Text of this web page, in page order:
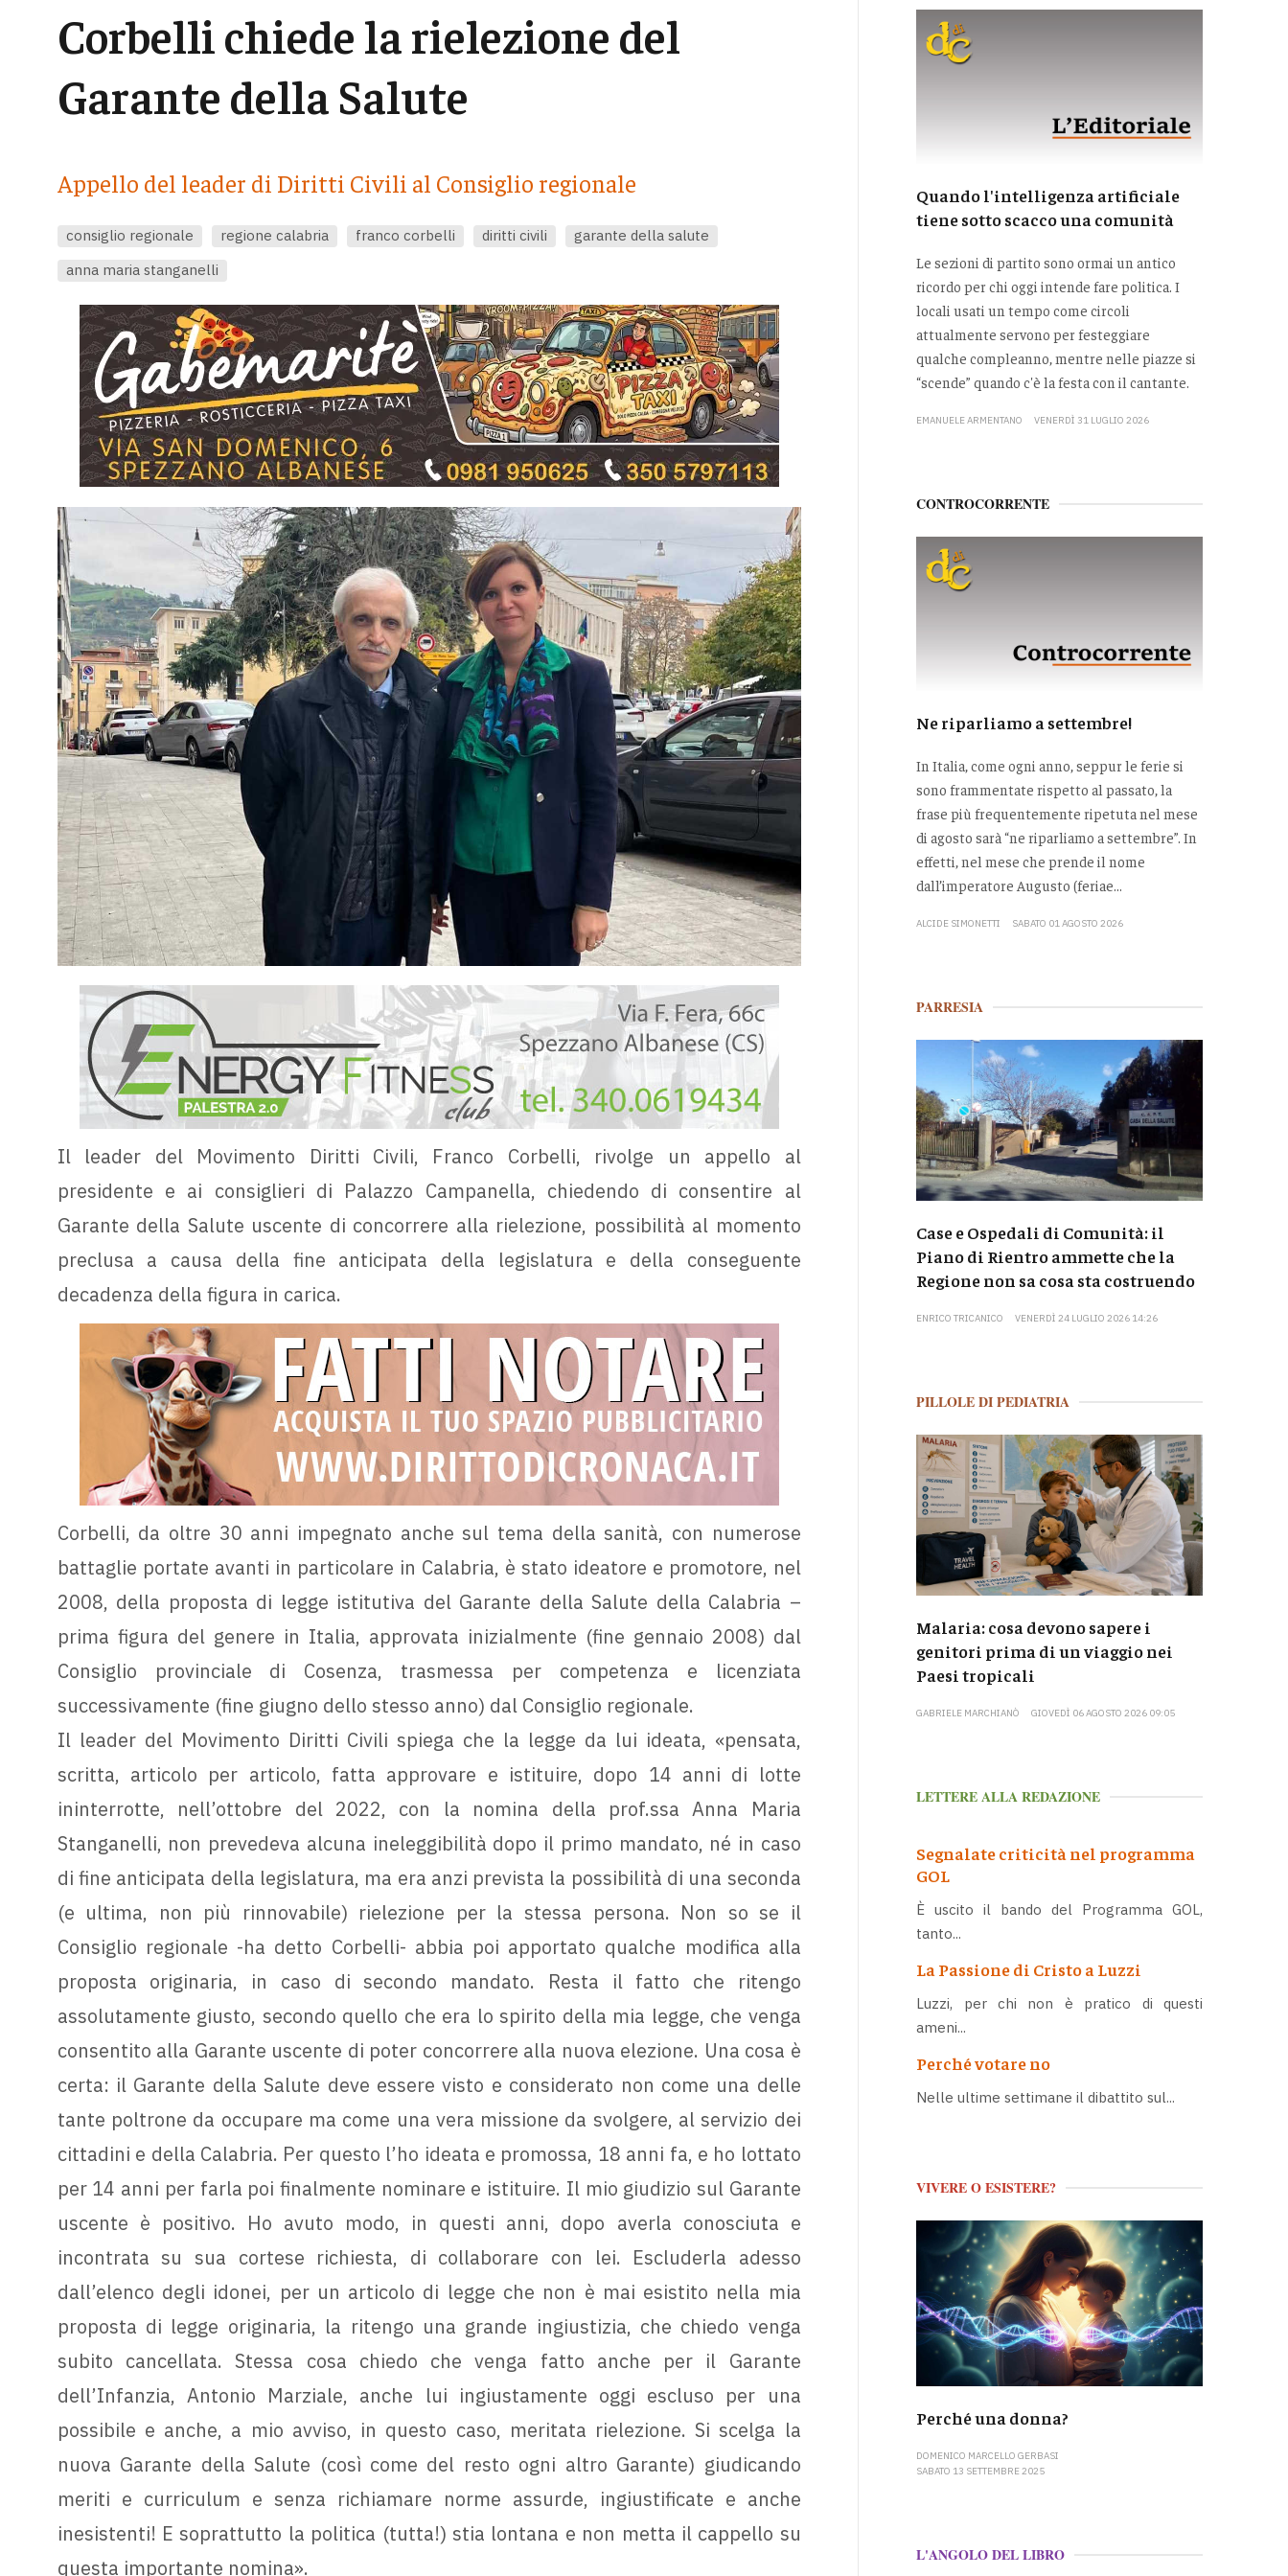
Corbelli chiede la rielezione del
Garante della Salute
Appello del leader di Diritti Civili al Consiglio regionale
consiglio regionale regione calabria franco corbelli diritti civili
garante della salute
anna maria stanganelli
Il leader del Movimento Diritti Civili, Franco Corbelli, rivolge un appello al
presidente e ai consiglieri di Palazzo Campanella, chiedendo di consentire al
Garante della Salute uscente di concorrere alla rielezione, possibilità al momento
preclusa a causa della fine anticipata della legislatura e della conseguente
decadenza della figura in carica.
Corbelli, da oltre 30 anni impegnato anche sul tema della sanità, con numerose
battaglie portate avanti in particolare in Calabria, è stato ideatore e promotore, nel
2008, della proposta di legge istitutiva del Garante della Salute della Calabria –
prima figura del genere in Italia, approvata inizialmente (fine gennaio 2008) dal
Consiglio provinciale di Cosenza, trasmessa per competenza e licenziata
successivamente (fine giugno dello stesso anno) dal Consiglio regionale.
Il leader del Movimento Diritti Civili spiega che la legge da lui ideata, «pensata,
scritta, articolo per articolo, fatta approvare e istituire, dopo 14 anni di lotte
ininterrotte, nell’ottobre del 2022, con la nomina della prof.ssa Anna Maria
Stanganelli, non prevedeva alcuna ineleggibilità dopo il primo mandato, né in caso
di fine anticipata della legislatura, ma era anzi prevista la possibilità di una seconda
(e ultima, non più rinnovabile) rielezione per la stessa persona. Non so se il
Consiglio regionale -ha detto Corbelli- abbia poi apportato qualche modifica alla
proposta originaria, in caso di secondo mandato. Resta il fatto che ritengo
assolutamente giusto, secondo quello che era lo spirito della mia legge, che venga
consentito alla Garante uscente di poter concorrere alla nuova elezione. Una cosa è
certa: il Garante della Salute deve essere visto e considerato non come una delle
tante poltrone da occupare ma come una vera missione da svolgere, al servizio dei
cittadini e della Calabria. Per questo l’ho ideata e promossa, 18 anni fa, e ho lottato
per 14 anni per farla poi finalmente nominare e istituire. Il mio giudizio sul Garante
uscente è positivo. Ho avuto modo, in questi anni, dopo averla conosciuta e
incontrata su sua cortese richiesta, di collaborare con lei. Escluderla adesso
dall’elenco degli idonei, per un articolo di legge che non è mai esistito nella mia
proposta di legge originaria, la ritengo una grande ingiustizia, che chiedo venga
subito cancellata. Stessa cosa chiedo che venga fatto anche per il Garante
dell’Infanzia, Antonio Marziale, anche lui ingiustamente oggi escluso per una
possibile e anche, a mio avviso, in questo caso, meritata rielezione. Si scelga la
nuova Garante della Salute (così come del resto ogni altro Garante) giudicando
meriti e curriculum e senza richiamare norme assurde, ingiustificate e anche
inesistenti! E soprattutto la politica (tutta!) stia lontana e non metta il cappello su
questa importante nomina».
Quando l'intelligenza artificiale
tiene sotto scacco una comunità
Le sezioni di partito sono ormai un antico
ricordo per chi oggi intende fare politica. I
locali usati un tempo come circoli
attualmente servono per festeggiare
qualche compleanno, mentre nelle piazze si
“scende” quando c'è la festa con il cantante.
EMANUELE ARMENTANO VENERDÌ 31 LUGLIO 2026
CONTROCORRENTE
Ne riparliamo a settembre!
In Italia, come ogni anno, seppur le ferie si
sono frammentate rispetto al passato, la
frase più frequentemente ripetuta nel mese
di agosto sarà “ne riparliamo a settembre”. In
effetti, nel mese che prende il nome
dall’imperatore Augusto (feriae...
ALCIDE SIMONETTI SABATO 01 AGOSTO 2026
PARRESIA
Case e Ospedali di Comunità: il
Piano di Rientro ammette che la
Regione non sa cosa sta costruendo
ENRICO TRICANICO VENERDÌ 24 LUGLIO 2026 14:26
PILLOLE DI PEDIATRIA
Malaria: cosa devono sapere i
genitori prima di un viaggio nei
Paesi tropicali
GABRIELE MARCHIANÒ GIOVEDÌ 06 AGOSTO 2026 09:05
LETTERE ALLA REDAZIONE
Segnalate criticità nel programma
GOL
È uscito il bando del Programma GOL,
tanto...
La Passione di Cristo a Luzzi
Luzzi, per chi non è pratico di questi
ameni...
Perché votare no
Nelle ultime settimane il dibattito sul...
VIVERE O ESISTERE?
Perché una donna?
DOMENICO MARCELLO GERBASI
SABATO 13 SETTEMBRE 2025
L'ANGOLO DEL LIBRO